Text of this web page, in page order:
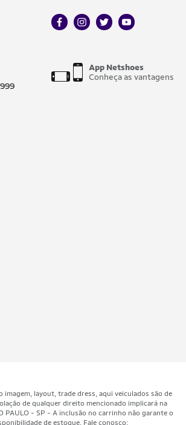
facebookinstagram
twitteryoutube
App Netshoes
Conheça as vantagens
layout, trade dress, aqui veiculados são de
de qualquer direito mencionado implicará na
PAULO - SP - A inclusão no carrinho não garante o
de estoque. Fale conosco: